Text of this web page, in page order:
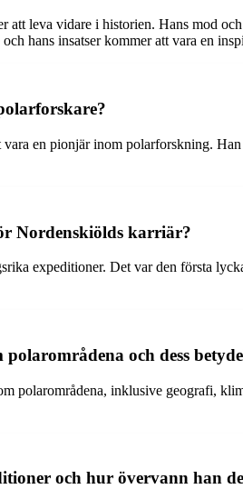
leva vidare i historien. Hans mod
hans insatser kommer att vara en
en pionjär inom polarforskning.
Nordenskiölds karriär?
expeditioner. Det var den första
och dess
polarområdena, inklusive geografi,
och hur övervann han